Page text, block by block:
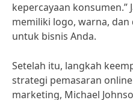
kepercayaan konsumen.”
memiliki logo, warna,
untuk bisnis Anda.
Setelah itu, langkah
strategi pemasaran
marketing, Michael